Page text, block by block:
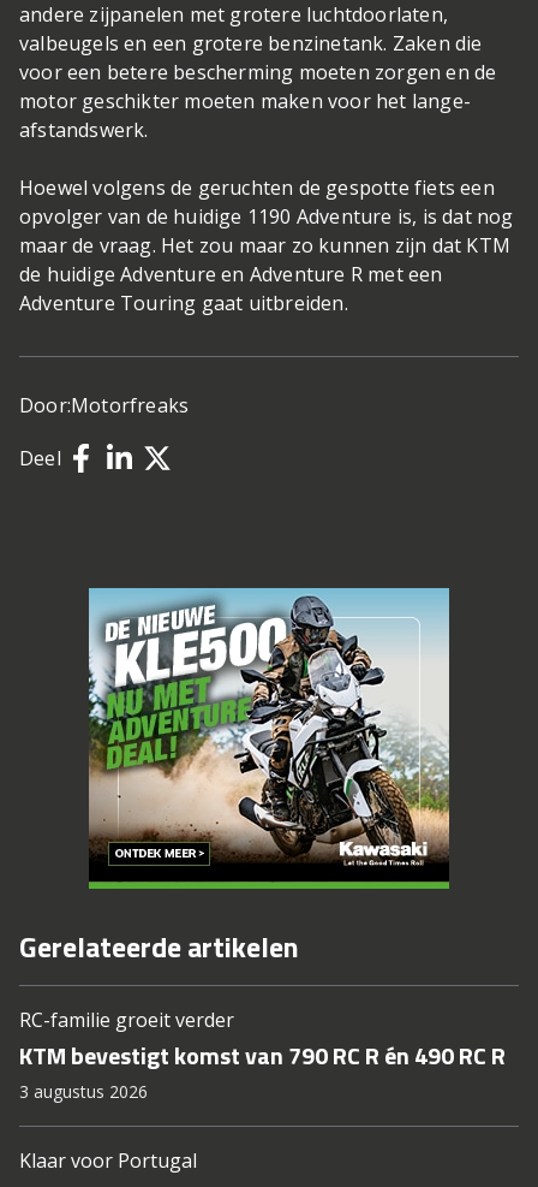
andere zijpanelen met grotere luchtdoorlaten,
valbeugels en een grotere benzinetank. Zaken die
voor een betere bescherming moeten zorgen en de
motor geschikter moeten maken voor het lange-
afstandswerk.
Hoewel volgens de geruchten de gespotte fiets een
opvolger van de huidige 1190 Adventure is, is dat nog
maar de vraag. Het zou maar zo kunnen zijn dat KTM
de huidige Adventure en Adventure R met een
Adventure Touring gaat uitbreiden.
Door:Motorfreaks
Deel
Gerelateerde artikelen
RC-familie groeit verder
KTM bevestigt komst van 790 RC R én 490 RC R
3 augustus 2026
Klaar voor Portugal